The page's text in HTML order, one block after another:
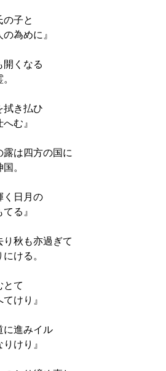
子と
為めに』
開くなる
き払ひ
む』
露は四方の国に
。
日月の
る』
秋も亦過ぎて
ける。
て
けり』
に進みイル
けり』